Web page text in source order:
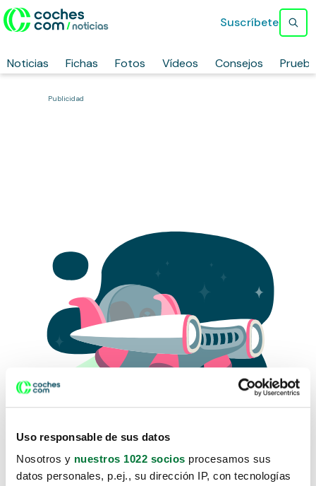
Uso responsable de sus datos
Nosotros y nuestros 1022 socios procesamos sus
datos personales, p.ej., su dirección IP, con tecnologías
Noticias Fichas Fotos Vídeos Consejos
Suscríbete
Publicidad